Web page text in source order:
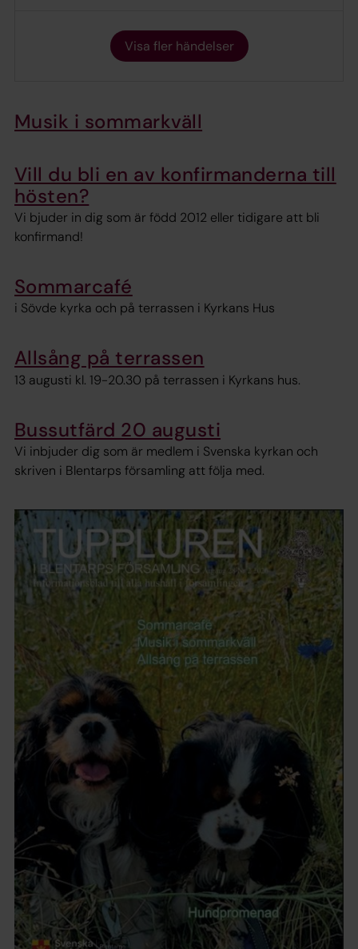
Visa fler händelser
Musik i sommarkväll
Vill du bli en av konfirmanderna till
hösten?
Vi bjuder in dig som är född 2012 eller tidigare att bli
konfirmand!
Sommarcafé
i Sövde kyrka och på terrassen i Kyrkans Hus
Allsång på terrassen
13 augusti kl. 19-20.30 på terrassen i Kyrkans hus.
Bussutfärd 20 augusti
Vi inbjuder dig som är medlem i Svenska kyrkan och
skriven i Blentarps församling att följa med.